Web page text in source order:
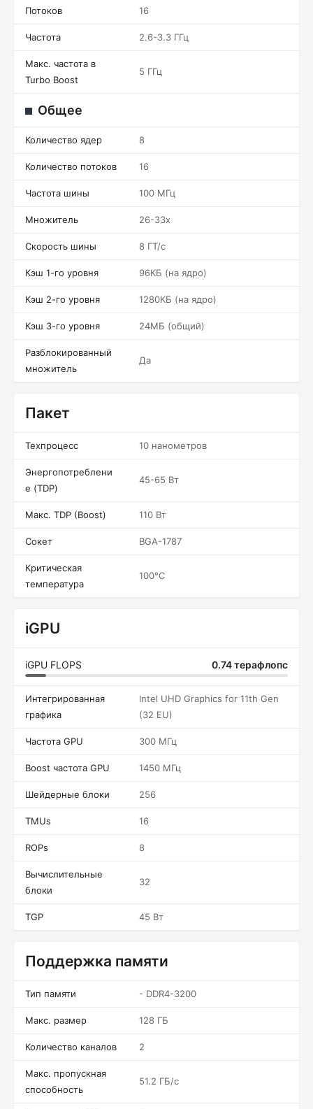
Потоков 16
Частота 2.6-3.3 ГГц
Макс. частота в
Turbo Boost
5 ГГц
Общее
Количество ядер 8
Количество потоков 16
Частота шины 100 МГц
Множитель 26-33x
Скорость шины 8 ГТ/c
Кэш 1-го уровня 96КБ (на ядро)
Кэш 2-го уровня 1280КБ (на ядро)
Кэш 3-го уровня 24МБ (общий)
Разблокированный
множитель
Да
Пакет
Техпроцесс 10 нанометров
Энергопотреблени
е (TDP)
45-65 Вт
Макс. TDP (Boost) 110 Вт
Сокет BGA-1787
Критическая
температура
100°C
iGPU
iGPU FLOPS 0.74 терафлопс
Интегрированная
графика
Intel UHD Graphics for 11th Gen
(32 EU)
Частота GPU 300 МГц
Boost частота GPU 1450 МГц
Шейдерные блоки 256
TMUs 16
ROPs 8
Вычислительные
блоки
32
TGP 45 Вт
Поддержка памяти
Тип памяти - DDR4-3200
Макс. размер 128 ГБ
Количество каналов 2
Макс. пропускная
способность
51.2 ГБ/c